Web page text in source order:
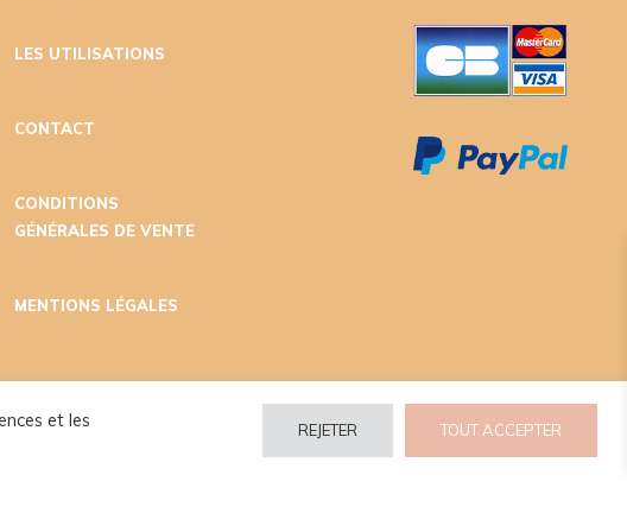
LES UTILISATIONS
CONTACT
CONDITIONS
GÉNÉRALES DE VENTE
MENTIONS LÉGALES
et les
REJETER TOUT ACCEPTER